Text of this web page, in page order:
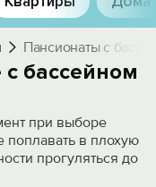
Пансионаты с
бассейном
при выборе
поплавать в плохую
прогуляться до